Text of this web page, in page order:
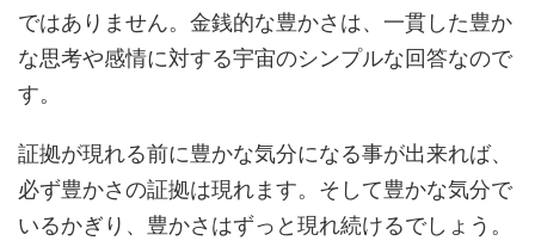
ではありません。金銭的な豊かさは、一貫した豊か
な思考や感情に対する宇宙のシンプルな回答なので
す。
証拠が現れる前に豊かな気分になる事が出来れば、
必ず豊かさの証拠は現れます。そして豊かな気分で
いるかぎり、豊かさはずっと現れ続けるでしょう。